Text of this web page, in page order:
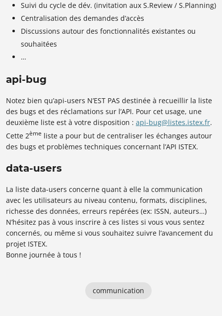
Suivi du cycle de dév. (invitation aux S.Review / S.Planning)
Centralisation des demandes d’accès
Discussions autour des fonctionnalités existantes ou
souhaitées
…
api-bug
Notez bien qu’api-users N’EST PAS destinée à recueillir la liste
des bugs et des réclamations sur l’API. Pour cet usage, une
deuxième liste est à votre disposition : api-bug@listes.istex.fr.
Cette 2ème liste a pour but de centraliser les échanges autour
des bugs et problèmes techniques concernant l’API ISTEX.
data-users
La liste data-users concerne quant à elle la communication
avec les utilisateurs au niveau contenu, formats, disciplines,
richesse des données, erreurs repérées (ex: ISSN, auteurs…)
N’hésitez pas à vous inscrire à ces listes si vous vous sentez
concernés, ou même si vous souhaitez suivre l’avancement du
projet ISTEX.
Bonne journée à tous !
communication